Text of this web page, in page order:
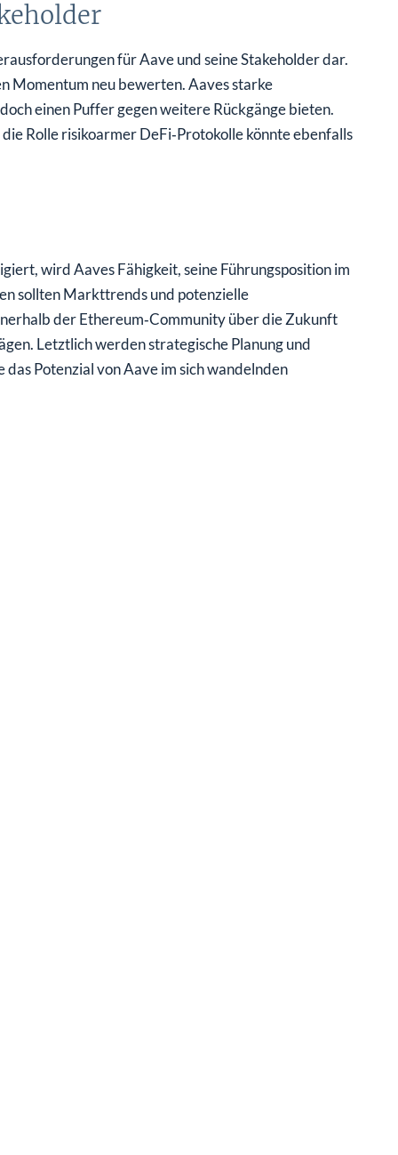
für Aave und seine Stakeholder dar.
Momentum neu bewerten. Aaves starke
einen Puffer gegen weitere Rückgänge bieten.
Rolle risikoarmer DeFi‑Protokolle könnte ebenfalls
wird Aaves Fähigkeit, seine Führungsposition im
sollten Markttrends und potenzielle
der Ethereum‑Community über die Zukunft
Letztlich werden strategische Planung und
Potenzial von Aave im sich wandelnden